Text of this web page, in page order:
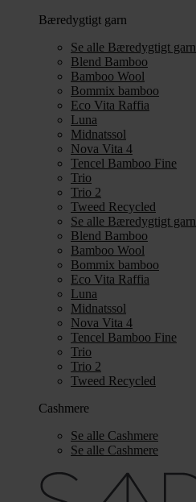
Bæredygtigt garn
Se alle Bæredygtigt garn
Blend Bamboo
Bamboo Wool
Bommix bamboo
Eco Vita Raffia
Luna
Midnatssol
Nova Vita 4
Tencel Bamboo Fine
Trio
Trio 2
Tweed Recycled
Se alle Bæredygtigt garn
Blend Bamboo
Bamboo Wool
Bommix bamboo
Eco Vita Raffia
Luna
Midnatssol
Nova Vita 4
Tencel Bamboo Fine
Trio
Trio 2
Tweed Recycled
Cashmere
Se alle Cashmere
Se alle Cashmere